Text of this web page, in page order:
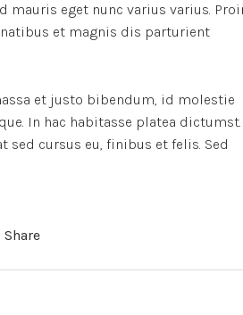
mauris eget nunc varius varius.
et magnis dis parturient
et justo bibendum, id molestie
In hac habitasse platea dictumst.
cursus eu, finibus et felis. Sed
Share